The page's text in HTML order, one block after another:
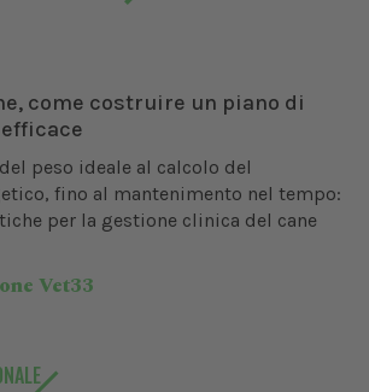
come costruire un piano di
peso ideale al calcolo del
fino al mantenimento nel tempo:
per la gestione clinica del cane
Vet33